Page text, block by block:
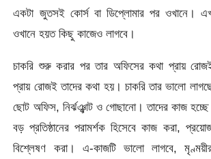
একটা জুতসই কোর্স বা ডিপ্লোমার পর ওখানে।
ওখানে হয়ত কিছু কাজেও লাগবে।
চাকরি শুরু করার পর তার অফিসের কথা প্রায়
প্রায় রোজই তাদের কথা হয়। চাকরি তার ভালো
ছোট অফিস, নির্ঝঞ্ঝাট ও গোছানো। তাদের কাজ হচ্ছে
বড় প্রতিষ্ঠানের পরামর্শক হিসেবে কাজ করা,
বিশ্লেষণ করা। এ-কাজটি ভালো লাগবে,